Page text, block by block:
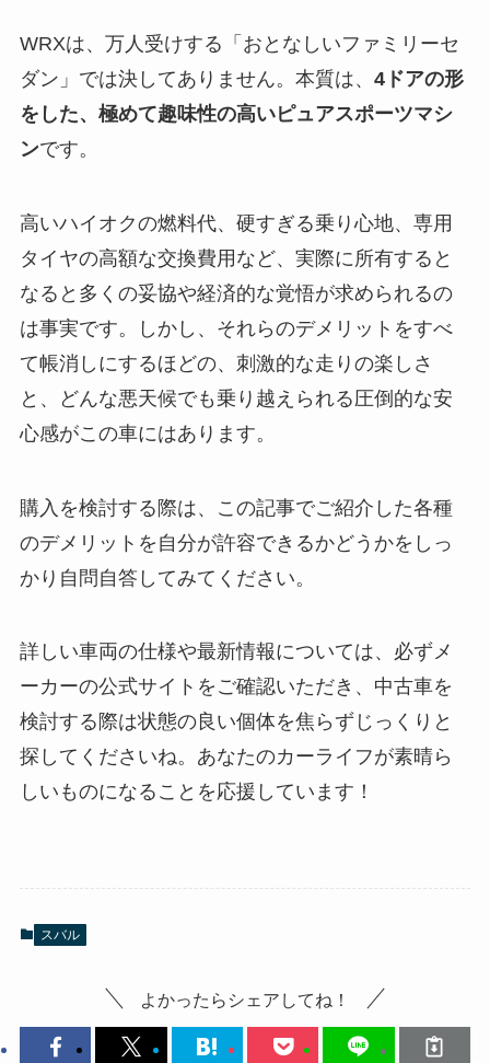
WRXは、万人受けする「おとなしいファミリーセ
ダン」では決してありません。本質は、 4ドアの形
をした、極めて趣味性の高いピュアスポーツマシ
ンです。
高いハイオクの燃料代、硬すぎる乗り心地、専用
タイヤの高額な交換費用など、実際に所有すると
なると多くの妥協や経済的な覚悟が求められるの
は事実です。しかし、それらのデメリットをすべ
て帳消しにするほどの、刺激的な走りの楽しさ
と、どんな悪天候でも乗り越えられる圧倒的な安
心感がこの車にはあります。
購入を検討する際は、この記事でご紹介した各種
のデメリットを自分が許容できるかどうかをしっ
かり自問自答してみてください。
詳しい車両の仕様や最新情報については、必ずメ
ーカーの公式サイトをご確認いただき、中古車を
検討する際は状態の良い個体を焦らずじっくりと
探してくださいね。あなたのカーライフが素晴ら
しいものになることを応援しています！
スバル
よかったらシェアしてね！